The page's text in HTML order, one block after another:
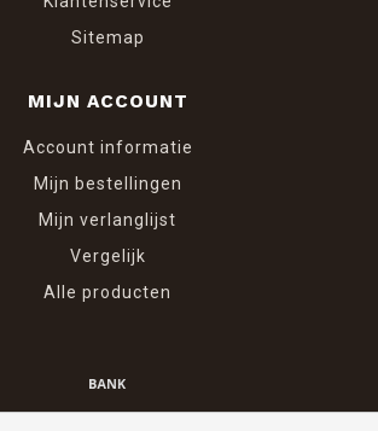
Sitemap
MIJN ACCOUNT
Account informatie
Mijn bestellingen
Mijn verlanglijst
Vergelijk
Alle producten